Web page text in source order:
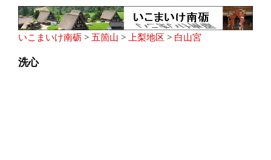
いこまいけ南砺 > 五箇山 > 上梨地区 > 白山宮
洗心